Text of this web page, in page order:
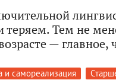
Тем не
— главное,
и самореализация